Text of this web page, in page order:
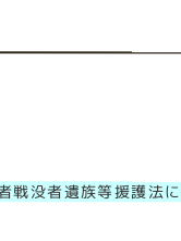
戦没者遺族等援護法